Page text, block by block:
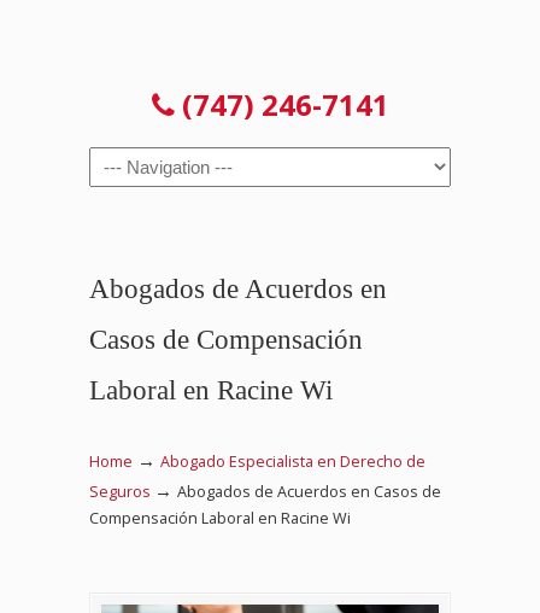
(747) 246-7141
Navigation
Abogados de Acuerdos en
Casos de Compensación
Laboral en Racine Wi
Home → Abogado Especialista en Derecho de
Seguros → Abogados de Acuerdos en Casos de
Compensación Laboral en Racine Wi